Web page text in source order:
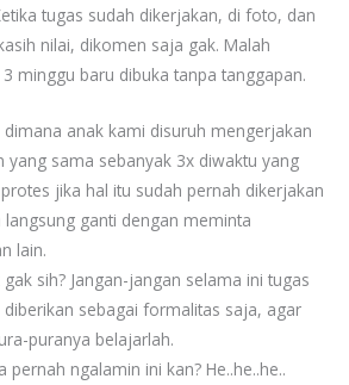
tugas sudah dikerjakan, di foto, dan
nilai, dikomen saja gak. Malah
minggu baru dibuka tanpa tanggapan.
anak kami disuruh mengerjakan
yang sama sebanyak 3x diwaktu yang
jika hal itu sudah pernah dikerjakan
ganti dengan meminta
lain.
sih? Jangan-jangan selama ini tugas
sebagai formalitas saja, agar
puranya belajarlah.
pernah ngalamin ini kan? He..he..he..